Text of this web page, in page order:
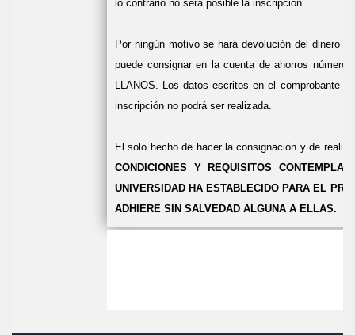
lo contrario no será posible la inscripción.
Por ningún motivo se hará devolución del dinero
puede consignar en la cuenta de ahorros
LLANOS. Los datos escritos en el comprobante
inscripción no podrá ser realizada.
El solo hecho de hacer la consignación y de
CONDICIONES Y REQUISITOS
UNIVERSIDAD HA ESTABLECIDO PARA EL
ADHIERE SIN SALVEDAD ALGUNA A ELLAS.